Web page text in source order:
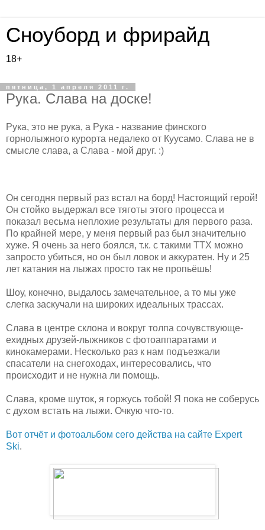
Сноуборд и фрирайд
18+
пятница, 1 апреля 2011 г.
Рука. Слава на доске!
Рука, это не рука, а Рука - название финского
горнолыжного курорта недалеко от Куусамо. Слава не в
смысле слава, а Слава - мой друг. :)
Он сегодня первый раз встал на борд! Настоящий герой!
Он стойко выдержал все тяготы этого процесса и
показал весьма неплохие результаты для первого раза.
По крайней мере, у меня первый раз был значительно
хуже. Я очень за него боялся, т.к. с такими ТТХ можно
запросто убиться, но он был ловок и аккуратен. Ну и 25
лет катания на лыжах просто так не пропьёшь!
Шоу, конечно, выдалось замечательное, а то мы уже
слегка заскучали на широких идеальных трассах.
Слава в центре склона и вокруг толпа сочувствующе-
ехидных друзей-лыжников с фотоаппаратами и
кинокамерами. Несколько раз к нам подъезжали
спасатели на снегоходах, интересовались, что
происходит и не нужна ли помощь.
Слава, кроме шуток, я горжусь тобой! Я пока не соберусь
с духом встать на лыжи. Очкую что-то.
Вот отчёт и фотоальбом сего действа на сайте Expert
Ski.